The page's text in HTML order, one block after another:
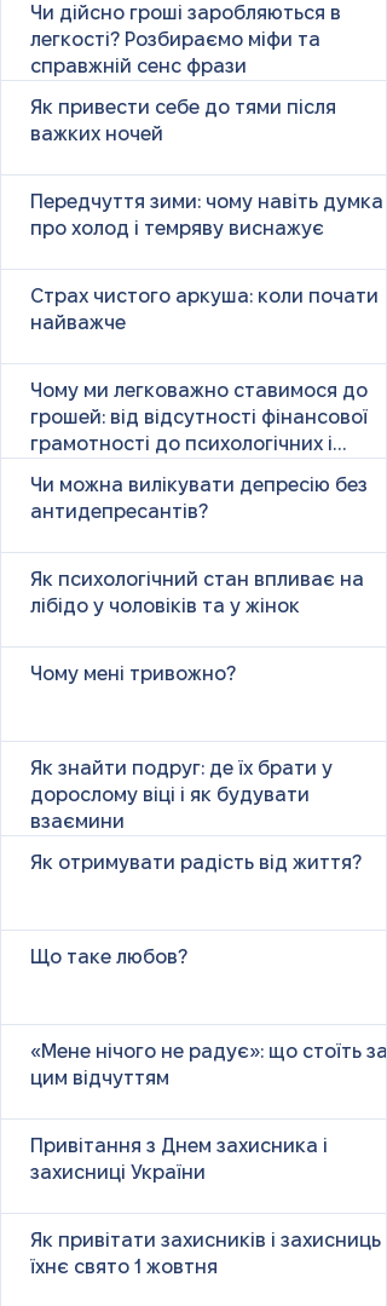
Чи дійсно гроші заробляються в
легкості? Розбираємо міфи та
справжній сенс фрази
Як привести себе до тями після
важких ночей
Передчуття зими: чому навіть думка
про холод і темряву виснажує
Страх чистого аркуша: коли почати
найважче
Чому ми легковажно ставимося до
грошей: від відсутності фінансової
грамотності до психологічних і
Чи можна вилікувати депресію без
антидепресантів?
Як психологічний стан впливає на
лібідо у чоловіків та у жінок
Чому мені тривожно?
Як знайти подруг: де їх брати у
дорослому віці і як будувати
взаємини
Як отримувати радість від життя?
Що таке любов?
«Мене нічого не радує»: що стоїть за
цим відчуттям
Привітання з Днем захисника і
захисниці України
Як привітати захисників і захисниць у
їхнє свято 1 жовтня